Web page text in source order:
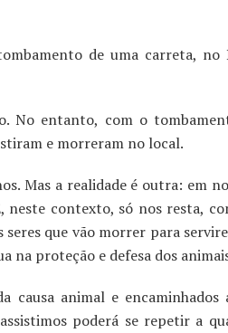
de uma carreta, no
No entanto, com o
e morreram no local.
Mas a realidade é outra: em
contexto, só nos resta,
que vão morrer para
na proteção e defesa dos
causa animal e encaminhados
poderá se repetir a